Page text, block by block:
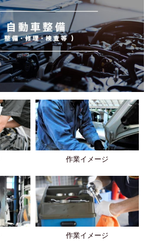
作業イメージ
作業イメージ